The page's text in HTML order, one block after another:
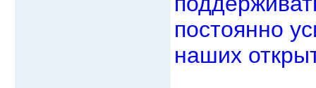
постоянно
наших